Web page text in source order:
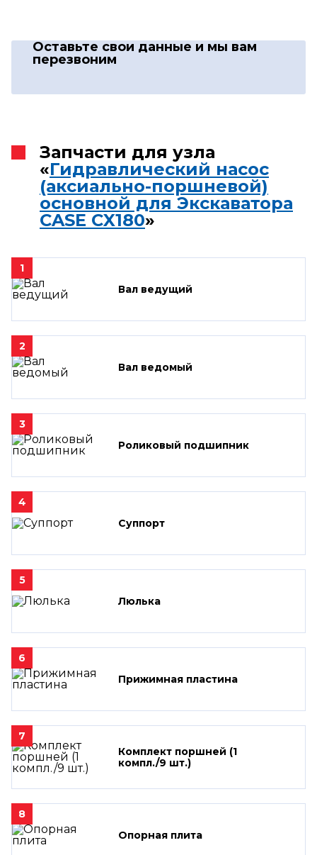
Оставьте свои данные и мы вам
перезвоним
Запчасти для узла
«Гидравлический насос
(аксиально-поршневой)
основной для Экскаватора
CASE CX180»
1
Вал ведущий
2
Вал ведомый
3
Роликовый подшипник
4
Суппорт
5
Люлька
6
Прижимная пластина
7
Комплект поршней (1
компл./9 шт.)
8
Опорная плита